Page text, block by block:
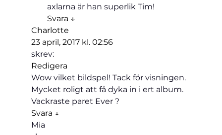
axlarna är han superlik Tim!
Svara ↓
Charlotte
23 april, 2017 kl. 02:56
skrev:
Redigera
Wow vilket bildspel! Tack för visningen.
Mycket roligt att få dyka in i ert album.
Vackraste paret Ever ?
Svara ↓
Mia